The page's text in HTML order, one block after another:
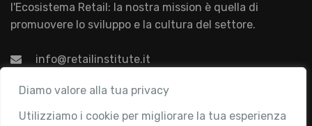
Diamo valore alla tua privacy
Utilizziamo i cookie per migliorare la tua esperienza
l'Ecosistema Retail: la nostra mission è quella di
promuovere lo sviluppo e la cultura del settore.
info@retailinstitute.it
Associazione
Chi siamo